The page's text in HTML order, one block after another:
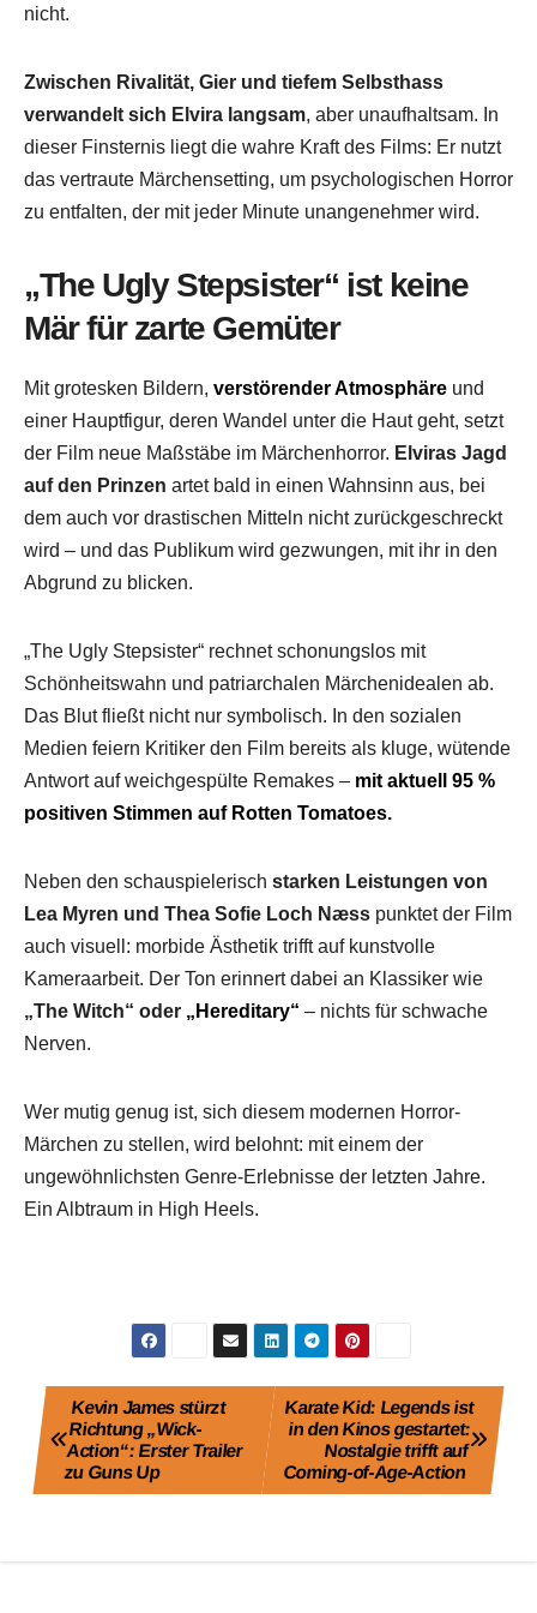
nicht.
Zwischen Rivalität, Gier und tiefem Selbsthass
verwandelt sich Elvira langsam, aber unaufhaltsam. In
dieser Finsternis liegt die wahre Kraft des Films: Er nutzt
das vertraute Märchensetting, um psychologischen Horror
zu entfalten, der mit jeder Minute unangenehmer wird.
„The Ugly Stepsister“ ist keine
Mär für zarte Gemüter
Mit grotesken Bildern, verstörender Atmosphäre und
einer Hauptfigur, deren Wandel unter die Haut geht, setzt
der Film neue Maßstäbe im Märchenhorror. Elviras Jagd
auf den Prinzen artet bald in einen Wahnsinn aus, bei
dem auch vor drastischen Mitteln nicht zurückgeschreckt
wird – und das Publikum wird gezwungen, mit ihr in den
Abgrund zu blicken.
„The Ugly Stepsister“ rechnet schonungslos mit
Schönheitswahn und patriarchalen Märchenidealen ab.
Das Blut fließt nicht nur symbolisch. In den sozialen
Medien feiern Kritiker den Film bereits als kluge, wütende
Antwort auf weichgespülte Remakes – mit aktuell 95 %
positiven Stimmen auf Rotten Tomatoes.
Neben den schauspielerisch starken Leistungen von
Lea Myren und Thea Sofie Loch Næss punktet der Film
auch visuell: morbide Ästhetik trifft auf kunstvolle
Kameraarbeit. Der Ton erinnert dabei an Klassiker wie
„The Witch“ oder „Hereditary“ – nichts für schwache
Nerven.
Wer mutig genug ist, sich diesem modernen Horror-
Märchen zu stellen, wird belohnt: mit einem der
ungewöhnlichsten Genre-Erlebnisse der letzten Jahre.
Ein Albtraum in High Heels.
BeitragsnavigationKarate Kid: Legends ist
in den Kinos gestartet:
Nostalgie trifft auf
Coming-of-Age-Action
Kevin James stürzt
Richtung „Wick-
Action“: Erster Trailer
zu Guns Up